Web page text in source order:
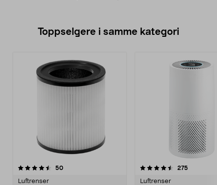
Toppselgere i samme kategori
50anmeldelser
Luftrenser
4.5 av 5 stjerner 275
Luftrenser
5.0 av 5 stjerner